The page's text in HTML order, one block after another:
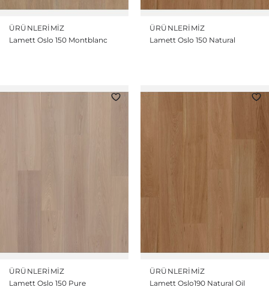
ÜRÜNLERIMIZ
Lamett Oslo 150 Montblanc
ÜRÜNLERIMIZ
Lamett Oslo 150 Natural
ÜRÜNLERIMIZ
Lamett Oslo 150 Pure
ÜRÜNLERIMIZ
Lamett Oslo190 Natural Oil